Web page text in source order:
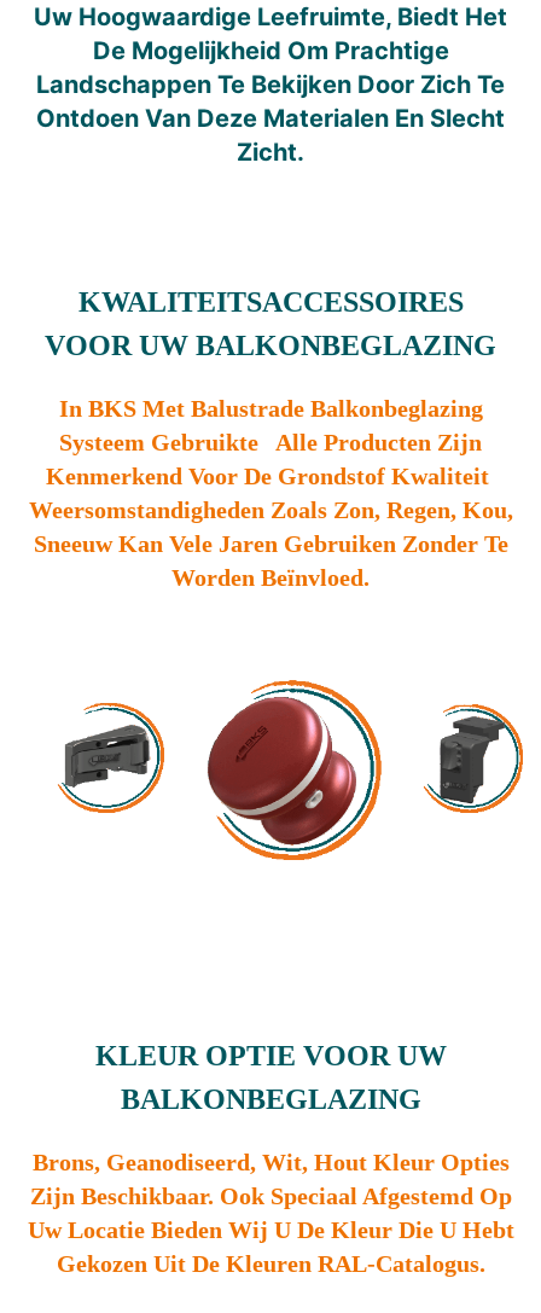
Uw Hoogwaardige Leefruimte, Biedt Het
De Mogelijkheid Om Prachtige
Landschappen Te Bekijken Door Zich Te
Ontdoen Van Deze Materialen En Slecht
Zicht.
KWALITEITSACCESSOIRES
VOOR UW BALKONBEGLAZING
In BKS Met Balustrade Balkonbeglazing
Systeem Gebruikte Alle Producten Zijn
Kenmerkend Voor De Grondstof Kwaliteit
Weersomstandigheden Zoals Zon, Regen, Kou,
Sneeuw Kan Vele Jaren Gebruiken Zonder Te
Worden Beïnvloed.
KLEUR OPTIE VOOR UW
BALKONBEGLAZING
Brons, Geanodiseerd, Wit, Hout Kleur Opties
Zijn Beschikbaar. Ook Speciaal Afgestemd Op
Uw Locatie Bieden Wij U De Kleur Die U Hebt
Gekozen Uit De Kleuren RAL-Catalogus.